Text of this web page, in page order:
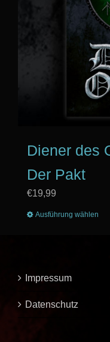
Diener des
Der Pakt
€19,99
Ausführung wählen
Impressum
Datenschutz